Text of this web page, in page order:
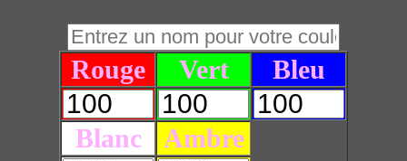
Rouge Vert Bleu
Blanc Ambre